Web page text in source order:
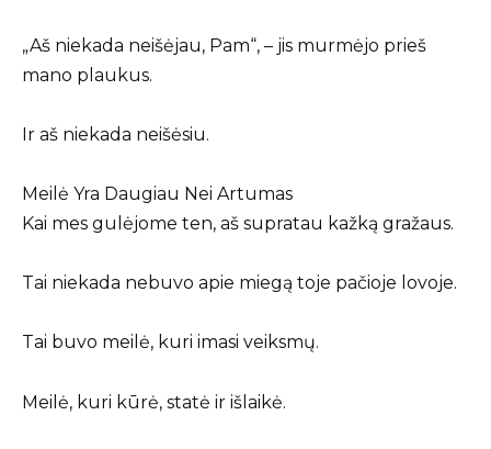
„Aš niekada neišėjau, Pam“, – jis murmėjo prieš
mano plaukus.
Ir aš niekada neišėsiu.
Meilė Yra Daugiau Nei Artumas
Kai mes gulėjome ten, aš supratau kažką gražaus.
Tai niekada nebuvo apie miegą toje pačioje lovoje.
Tai buvo meilė, kuri imasi veiksmų.
Meilė, kuri kūrė, statė ir išlaikė.